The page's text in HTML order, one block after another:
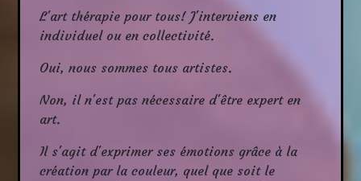
L'art thérapie pour tous! J'interviens en
individuel ou en collectivité.
Oui, nous sommes tous artistes.
Non, il n'est pas nécessaire d'être expert en
art.
Il s'agit d'exprimer ses émotions grâce à la
création par la couleur, quel que soit le